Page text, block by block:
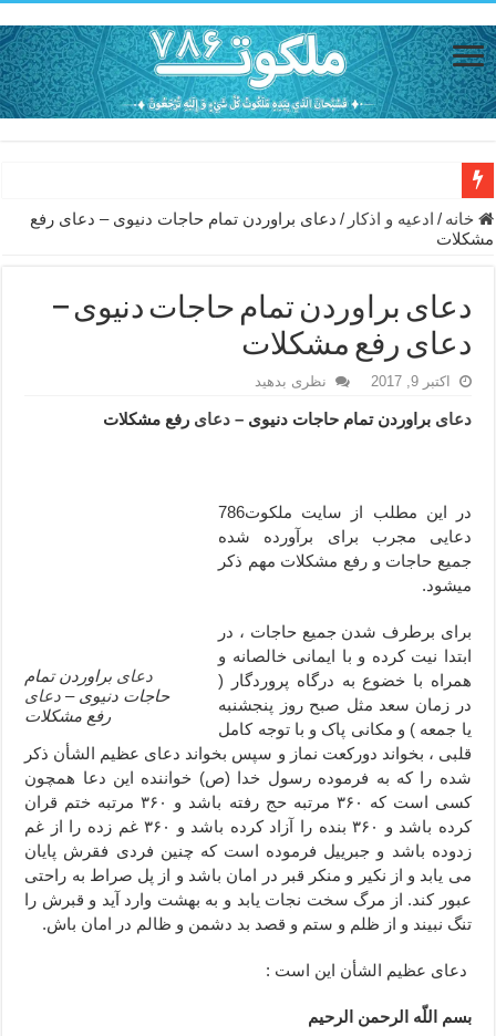
دعای حفظ جان خانواده از بلا در سفر – دعای دفع بلا در قرآن
دعا برای عاشق شدن طرف مقابل – عاشق کردن طرف مقابل از راه
دعای حفظ جان عزیزان از بلا در سفر – دعا برای رفع حوادث بد روزانه
انواع ذکرهای الهی و خواص آن – مجرب ترین ذکرها برای برآوردن
دعا قدرت و توانمندی – دعا برای افزایش انرژی بدن و قدرت بازو
دعای ابودردا برای در امان ماندن از بلا – دعای ایمنی از سوختن
خانه / ادعيه و اذكار / دعای براوردن تمام حاجات دنیوی – دعای رفع
مشکلات
دعای براوردن تمام حاجات دنیوی –
دعای رفع مشکلات
اکتبر 9, 2017 نظری بدهید
دعای براوردن تمام حاجات دنیوی –دعای رفع مشکلات
دعای براوردن تمام
حاجات دنیوی – دعای
رفع مشکلات
در این مطلب از سایت ملکوت786
دعایی مجرب برای برآورده شده
جمیع حاجات و رفع مشکلات مهم ذکر
میشود.
برای برطرف شدن جمیع حاجات ، در
ابتدا نیت کرده و با ایمانی خالصانه و
همراه با خضوع به درگاه پروردگار (
در زمان سعد مثل صبح روز پنجشنبه
یا جمعه ) و مکانی پاک و با توجه کامل
قلبی ، بخواند دورکعت نماز و سپس بخواند دعای عظیم الشأن ذکر
شده را که به فرموده رسول خدا (ص) خواننده این دعا همچون
کسی است که ٣۶۰ مرتبه حج رفته باشد و ٣۶۰ مرتبه ختم قران
کرده باشد و ٣۶۰ بنده را آزاد کرده باشد و ٣۶۰ غم زده را از غم
زدوده باشد و جبرییل فرموده است که چنین فردی فقرش پایان
می یابد و از نکیر و منکر قبر در امان باشد و از پل صراط به راحتی
عبور کند. از مرگ سخت نجات یابد و به بهشت وارد آید و قبرش را
تنگ نبیند و از ظلم و ستم و قصد بد دشمن و ظالم در امان باش.
دعای عظیم الشأن این است :
بسم اللّه الرحمن الرحيم